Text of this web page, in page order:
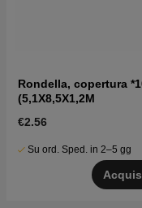
Rondella, copertura
(5,1X8,5X1,2M
€2.56
Su ord. Sped. in 2–5 gg